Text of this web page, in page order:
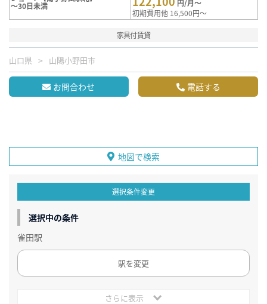
～30日未満
円/月～
初期費用他 16,500円～
家具付賃貸
山口県 山陽小野田市
お問合わせ 電話する
地図で検索
選択条件変更
選択中の条件
雀田駅
駅を変更
さらに表示